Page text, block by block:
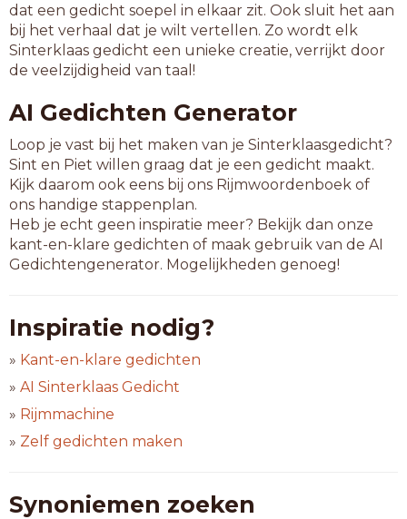
dat een gedicht soepel in elkaar zit. Ook sluit het aan
bij het verhaal dat je wilt vertellen. Zo wordt elk
Sinterklaas gedicht een unieke creatie, verrijkt door
de veelzijdigheid van taal!
AI Gedichten Generator
Loop je vast bij het maken van je Sinterklaasgedicht?
Sint en Piet willen graag dat je een gedicht maakt.
Kijk daarom ook eens bij ons Rijmwoordenboek of
ons handige stappenplan.
Heb je echt geen inspiratie meer? Bekijk dan onze
kant-en-klare gedichten of maak gebruik van de AI
Gedichtengenerator. Mogelijkheden genoeg!
Inspiratie nodig?
» Kant-en-klare gedichten
» AI Sinterklaas Gedicht
» Rijmmachine
» Zelf gedichten maken
Synoniemen zoeken